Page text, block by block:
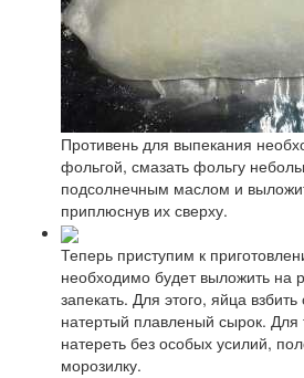
Противень для выпекания
фольгой, смазать фольгу
подсолнечным маслом и
приплюснув их сверху.
Теперь приступим к
необходимо будет выложить на
запекать. Для этого, яйца
натертый плавленый сырок. Для
натереть без особых усилий,
морозилку.